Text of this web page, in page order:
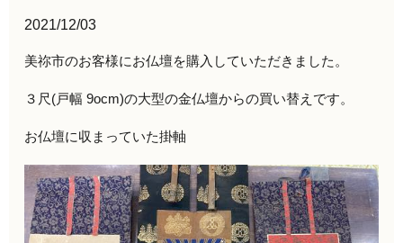
2021/12/03
美祢市のお客様にお仏壇を購入していただきました。
３尺(戸幅 9ocm)の大型の金仏壇からの買い替えです。
お仏壇に収まっていた掛軸